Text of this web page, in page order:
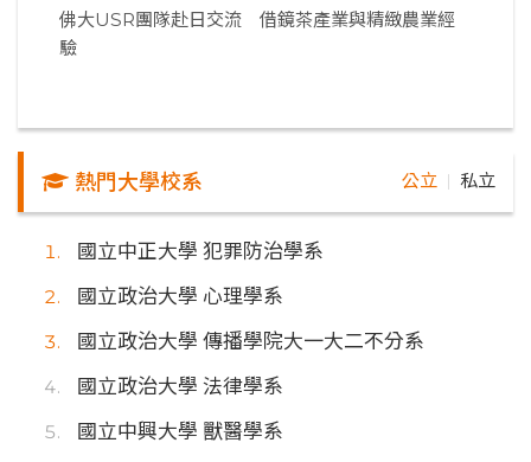
佛大USR團隊赴日交流 借鏡茶產業與精緻農業經
驗
熱門大學校系 公立 私立
國立中正大學 犯罪防治學系
國立政治大學 心理學系
國立政治大學 傳播學院大一大二不分系
國立政治大學 法律學系
國立中興大學 獸醫學系